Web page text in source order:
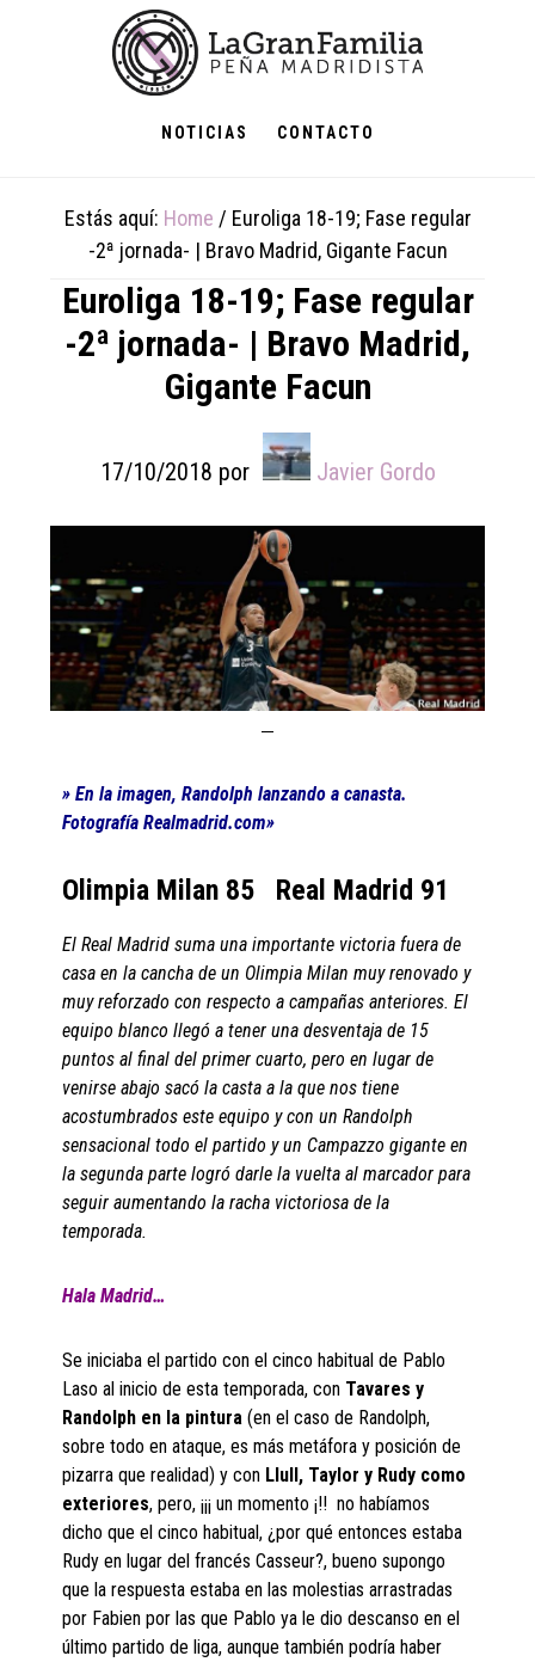
NOTICIAS CONTACTO
Estás aquí: Home / Euroliga 18-19; Fase regular
-2ª jornada- | Bravo Madrid, Gigante Facun
Euroliga 18-19; Fase regular
-2ª jornada- | Bravo Madrid,
Gigante Facun
17/10/2018 por Javier Gordo
» En la imagen, Randolph lanzando a canasta.
Fotografía Realmadrid.com»
Olimpia Milan 85 Real Madrid 91
El Real Madrid suma una importante victoria fuera de
casa en la cancha de un Olimpia Milan muy renovado y
muy reforzado con respecto a campañas anteriores. El
equipo blanco llegó a tener una desventaja de 15
puntos al final del primer cuarto, pero en lugar de
venirse abajo sacó la casta a la que nos tiene
acostumbrados este equipo y con un Randolph
sensacional todo el partido y un Campazzo gigante en
la segunda parte logró darle la vuelta al marcador para
seguir aumentando la racha victoriosa de la
temporada.
Hala Madrid…
Se iniciaba el partido con el cinco habitual de Pablo
Laso al inicio de esta temporada, con Tavares y
Randolph en la pintura (en el caso de Randolph,
sobre todo en ataque, es más metáfora y posición de
pizarra que realidad) y con Llull, Taylor y Rudy como
exteriores, pero, ¡¡¡ un momento ¡!! no habíamos
dicho que el cinco habitual, ¿por qué entonces estaba
Rudy en lugar del francés Casseur?, bueno supongo
que la respuesta estaba en las molestias arrastradas
por Fabien por las que Pablo ya le dio descanso en el
último partido de liga, aunque también podría haber